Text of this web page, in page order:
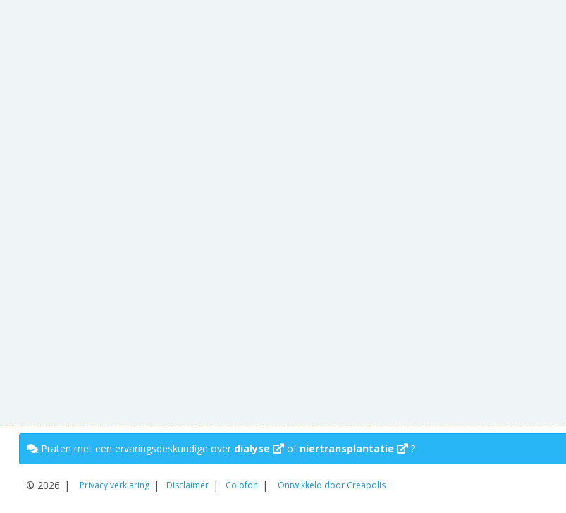
Praten met een ervaringsdeskundige over dialyse of niertransplantatie ?
© 2026 Privacy verklaring Disclaimer Colofon Ontwikkeld door Creapolis